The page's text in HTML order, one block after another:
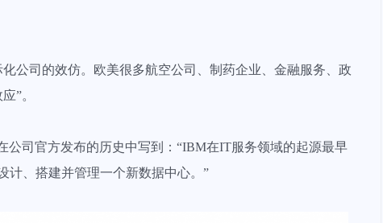
公司的效仿。欧美很多航空公司、制药企业、金融服务、政
”。
司官方发布的历史中写到：“IBM在IT服务领域的起源最早
、搭建并管理一个新数据中心。”